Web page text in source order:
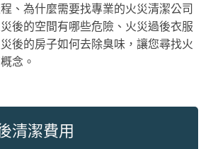
、為什麼需要找專業的火災清潔公司
後的空間有哪些危險、火災過後衣服
後的房子如何去除臭味，讓您尋找火
念。
清潔費用